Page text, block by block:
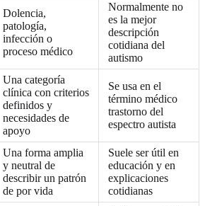
Dolencia,
patología,
infección o
proceso médico
Normalmente no
es la mejor
descripción
cotidiana del
autismo
Una categoría
clínica con criterios
definidos y
necesidades de
apoyo
Se usa en el
término médico
trastorno del
espectro autista
Una forma amplia
y neutral de
describir un patrón
de por vida
Suele ser útil en
educación y en
explicaciones
cotidianas